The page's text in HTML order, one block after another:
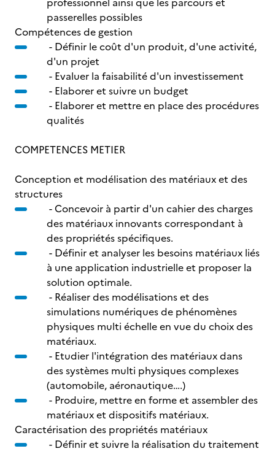
passerelles possibles
Compétences de gestion
- Définir le coût d'un produit, d'une activité,
d'un projet
- Evaluer la faisabilité d'un investissement
- Elaborer et suivre un budget
- Elaborer et mettre en place des procédures
qualités
COMPETENCES METIER
Conception et modélisation des matériaux et des
structures
- Concevoir à partir d'un cahier des charges
des matériaux innovants correspondant à
des propriétés spécifiques.
- Définir et analyser les besoins matériaux liés
à une application industrielle et proposer la
solution optimale.
- Réaliser des modélisations et des
simulations numériques de phénomènes
physiques multi échelle en vue du choix des
matériaux.
- Etudier l'intégration des matériaux dans
des systèmes multi physiques complexes
(automobile, aéronautique….)
- Produire, mettre en forme et assembler des
matériaux et dispositifs matériaux.
Caractérisation des propriétés matériaux
- Définir et suivre la réalisation du traitement